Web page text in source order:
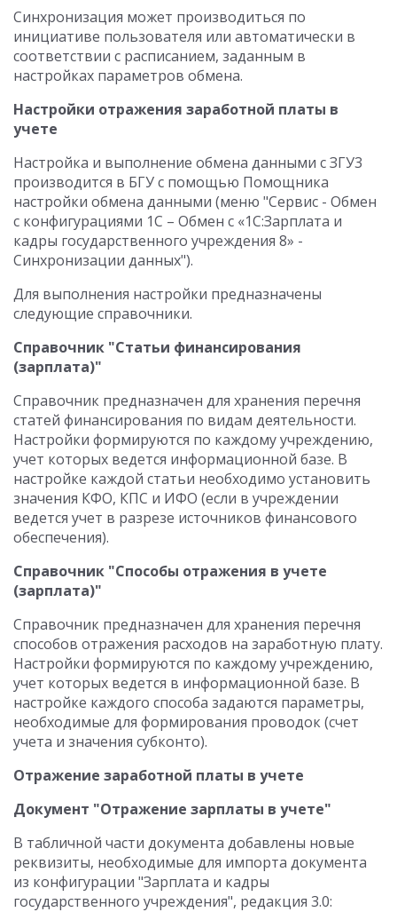
Синхронизация может производиться по
инициативе пользователя или автоматически в
соответствии с расписанием, заданным в
настройках параметров обмена.
Настройки отражения заработной платы в
учете
Настройка и выполнение обмена данными с ЗГУ3
производится в БГУ с помощью Помощника
настройки обмена данными (меню "Сервис - Обмен
с конфигурациями 1С – Обмен с «1С:Зарплата и
кадры государственного учреждения 8» -
Синхронизации данных").
Для выполнения настройки предназначены
следующие справочники.
Справочник "Статьи финансирования
(зарплата)"
Справочник предназначен для хранения перечня
статей финансирования по видам деятельности.
Настройки формируются по каждому учреждению,
учет которых ведется информационной базе. В
настройке каждой статьи необходимо установить
значения КФО, КПС и ИФО (если в учреждении
ведется учет в разрезе источников финансового
обеспечения).
Справочник "Способы отражения в учете
(зарплата)"
Справочник предназначен для хранения перечня
способов отражения расходов на заработную плату.
Настройки формируются по каждому учреждению,
учет которых ведется в информационной базе. В
настройке каждого способа задаются параметры,
необходимые для формирования проводок (счет
учета и значения субконто).
Отражение заработной платы в учете
Документ "Отражение зарплаты в учете"
В табличной части документа добавлены новые
реквизиты, необходимые для импорта документа
из конфигурации "Зарплата и кадры
государственного учреждения", редакция 3.0: